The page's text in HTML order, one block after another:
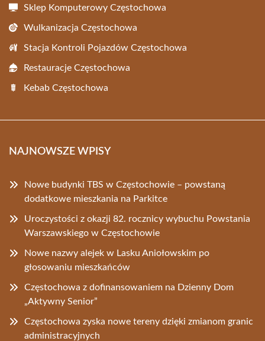
Sklep Komputerowy Częstochowa
Wulkanizacja Częstochowa
Stacja Kontroli Pojazdów Częstochowa
Restauracje Częstochowa
Kebab Częstochowa
NAJNOWSZE WPISY
Nowe budynki TBS w Częstochowie – powstaną
dodatkowe mieszkania na Parkitce
Uroczystości z okazji 82. rocznicy wybuchu Powstania
Warszawskiego w Częstochowie
Nowe nazwy alejek w Lasku Aniołowskim po
głosowaniu mieszkańców
Częstochowa z dofinansowaniem na Dzienny Dom
„Aktywny Senior”
Częstochowa zyska nowe tereny dzięki zmianom granic
administracyjnych